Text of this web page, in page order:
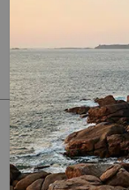
Imarinair
PARTAGER